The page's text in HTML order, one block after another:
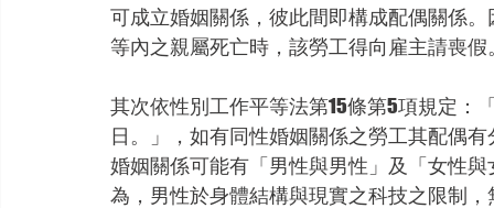
可成立婚姻關係，彼此間即構成配偶關係
等內之親屬死亡時，該勞工得向雇主請喪假
其次依性別工作平等法第15條第5項規定：
日。」，如有同性婚姻關係之勞工其配偶
婚姻關係可能有「男性與男性」及「女性
為，男性於身體結構與現實之科技之限制